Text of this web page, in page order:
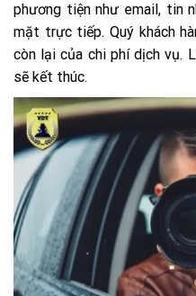
phương tiện như email, tin
mặt trực tiếp. Quý khách
còn lại của chi phí dịch vụ.
sẽ kết thúc.